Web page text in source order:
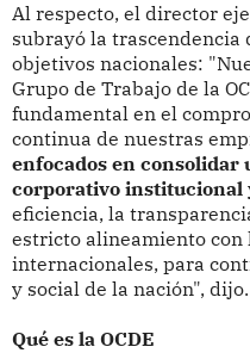
Al respecto, el director
subrayó la trascendencia
objetivos nacionales:
Grupo de Trabajo de la
fundamental en el
continua de nuestras
enfocados en consolidar
corporativo institucional
eficiencia, la
estricto alineamiento con
internacionales, para
y social de la nación", dijo.
Qué es la OCDE